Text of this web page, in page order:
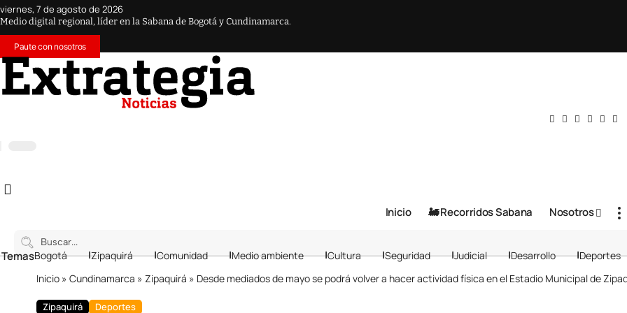
viernes, 7 de agosto de 2026
Medio digital regional, líder en la Sabana de Bogotá y Cundinamarca.
Paute con nosotros
Inicio 🚂 Recorridos Sabana Nosotros
Bogotá Zipaquirá Comunidad Medio ambiente Cultura Seguridad Judicial Desarrollo
Deportes
Inicio » Cundinamarca » Zipaquirá » Desde mediados de mayo se podrá volver a hacer actividad física en el Estadio Municipal de
Zipaquirá Deportes